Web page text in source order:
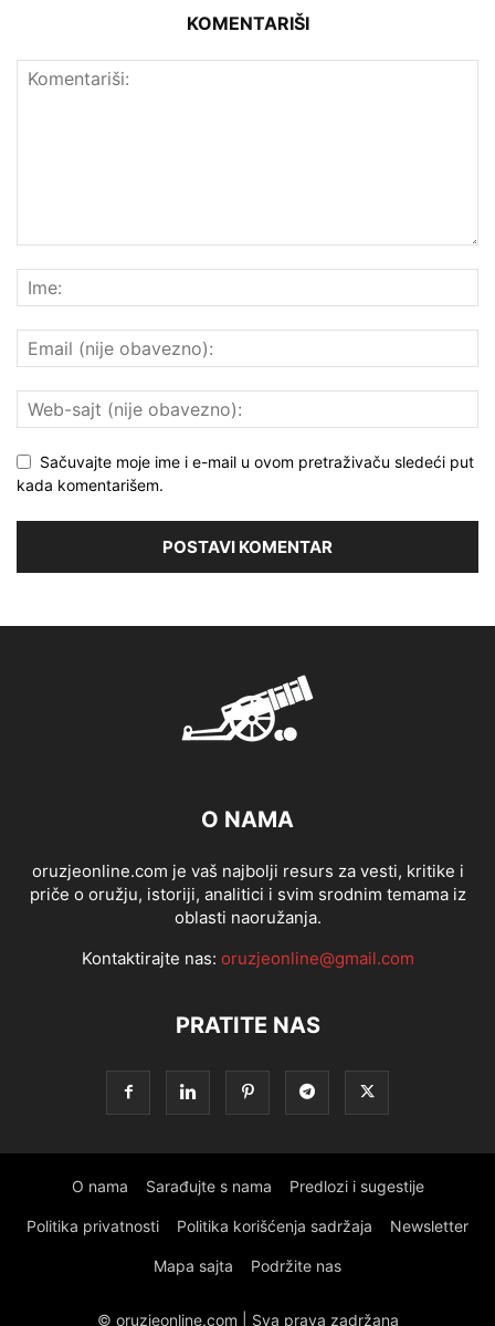
KOMENTARIŠI
Sačuvajte moje ime i e-mail u ovom pretraživaču sledeći put
kada komentarišem.
O NAMA
oruzjeonline.com je vaš najbolji resurs za vesti, kritike i
priče o oružju, istoriji, analitici i svim srodnim temama iz
oblasti naoružanja.
Kontaktirajte nas: oruzjeonline@gmail.com
PRATITE NAS
O nama Sarađujte s nama Predlozi i sugestije
Politika privatnosti Politika korišćenja sadržaja Newsletter
Mapa sajta Podržite nas
© oruzjeonline.com | Sva prava zadržana